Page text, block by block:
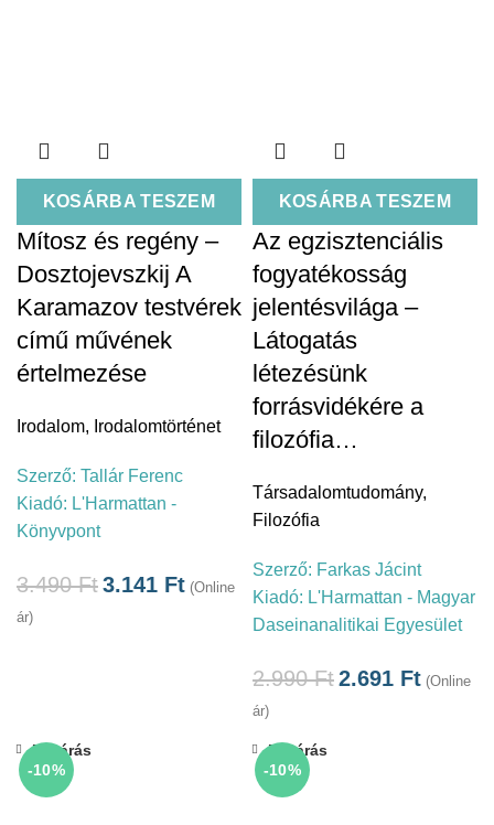
KOSÁRBA TESZEM
Mítosz és regény –
Dosztojevszkij A
Karamazov testvérek
című művének
értelmezése
Irodalom, Irodalomtörténet
Szerző: Tallár Ferenc
Kiadó: L'Harmattan -
Könyvpont
3.490Ft3.141 Ft (Online
ár)
KOSÁRBA TESZEM
Az egzisztenciális
fogyatékosság
jelentésvilága –
Látogatás
létezésünk
forrásvidékére a
filozófia…
Társadalomtudomány,
Filozófia
Szerző: Farkas Jácint
Kiadó: L'Harmattan - Magyar
Daseinanalitikai Egyesület
2.990Ft2.691 Ft (Online
ár)
-10%
Bezárás
-10%
Bezárás